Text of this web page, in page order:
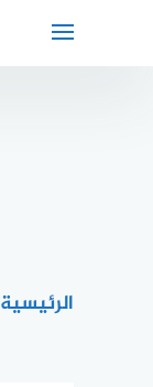
الرئيسية